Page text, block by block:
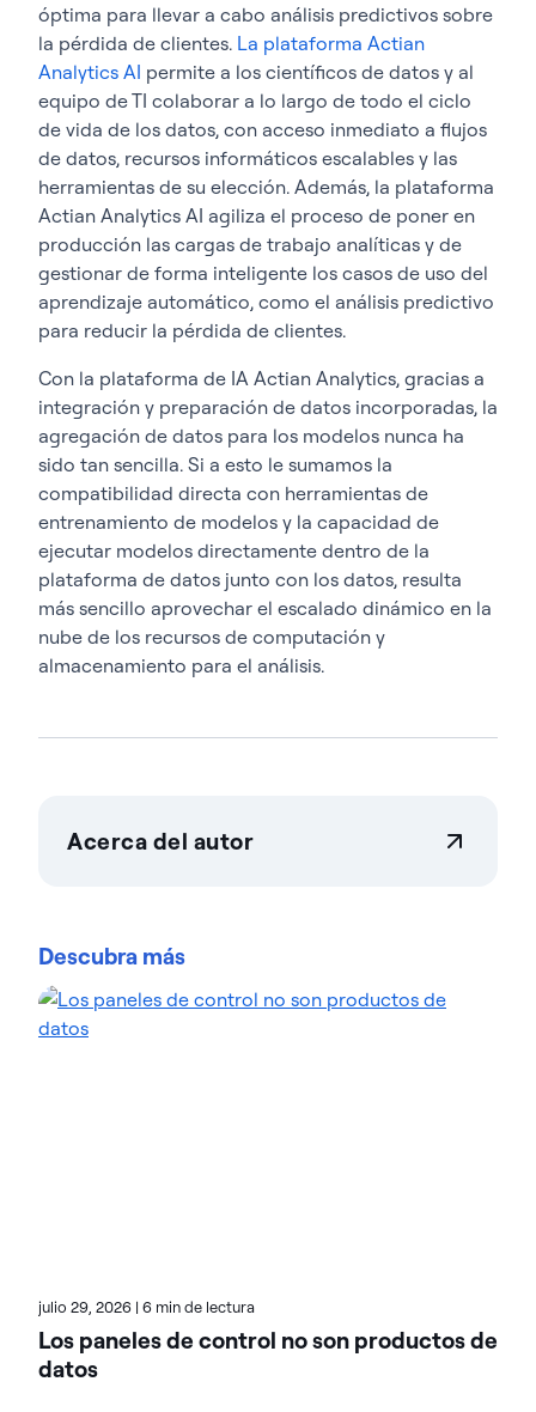
óptima para llevar a cabo análisis predictivos sobre
la pérdida de clientes. La plataforma Actian
Analytics AI permite a los científicos de datos y al
equipo de TI colaborar a lo largo de todo el ciclo
de vida de los datos, con acceso inmediato a flujos
de datos, recursos informáticos escalables y las
herramientas de su elección. Además, la plataforma
Actian Analytics AI agiliza el proceso de poner en
producción las cargas de trabajo analíticas y de
gestionar de forma inteligente los casos de uso del
aprendizaje automático, como el análisis predictivo
para reducir la pérdida de clientes.
Con la plataforma de IA Actian Analytics, gracias a
integración y preparación de datos incorporadas, la
agregación de datos para los modelos nunca ha
sido tan sencilla. Si a esto le sumamos la
compatibilidad directa con herramientas de
entrenamiento de modelos y la capacidad de
ejecutar modelos directamente dentro de la
plataforma de datos junto con los datos, resulta
más sencillo aprovechar el escalado dinámico en la
nube de los recursos de computación y
almacenamiento para el análisis.
Acerca del autor
conocer las capacidades de integración, gestión y
Cuenta con más de 20 años de experiencia en
marketing de soluciones de análisis, seguridad y
Descubra más
julio 29, 2026 | 6 min de lectura
Los paneles de control no son productos de
datos